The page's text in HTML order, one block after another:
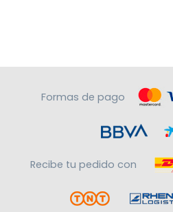
Formas de pago
Recibe tu pedido con